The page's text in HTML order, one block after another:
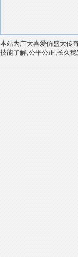
本站为广大喜爱仿盛大传
技能了解,公平公正,长久